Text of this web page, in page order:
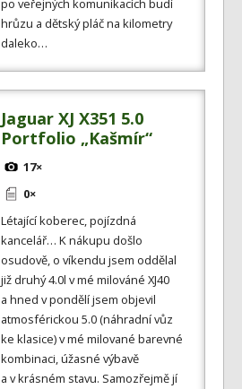
po veřejných komunikacích budí
hrůzu a dětský pláč na kilometry
daleko…
Jaguar XJ X351 5.0
Portfolio „Kašmír“
17×
0×
Létající koberec, pojízdná
kancelář… K nákupu došlo
osudově, o víkendu jsem oddělal
již druhý 4.0l v mé milováné XJ40
a hned v pondělí jsem objevil
atmosférickou 5.0 (náhradní vůz
ke klasice) v mé milované barevné
kombinaci, úžasné výbavě
a v krásném stavu. Samozřejmě jí